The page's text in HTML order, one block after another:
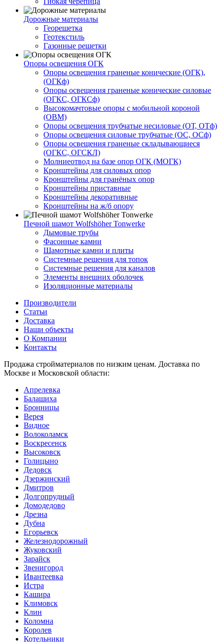
Дорожные материалы
Георешетка
Геотекстиль
Газонные решетки
Опоры освещения ОГК
Опоры освещения граненые конические (ОГК),
(ОГКф)
Опоры освещения граненые конические силовые
(ОГКС, ОГКСф)
Высокомачтовые опоры с мобильной короной
(ОВМ)
Опоры освещения трубчатые несиловые (ОТ, ОТф)
Опоры освещения силовые трубчатые (ОС, ОСф)
Опоры освещения граненые складывающиеся
(ОГКС, ОГСКЛ)
Молниеотвод на базе опор ОГК (МОГК)
Кронштейны для силовых опор
Кронштейны для гранёных опор
Кронштейны приставные
Кронштейны декоративные
Кронштейны на ж/б опору
Печной шамот Wolfshöher Tonwerke
Дымовые трубы
Фасонные камни
Шамотные камни и плиты
Системные решения для топок
Системные решения для каналов
Элементы внешних оболочек
Изоляционные материалы
Производители
Статьи
Доставка
Наши объекты
О Компании
Контакты
Продажа стройматериалов по низким ценам. Доставка по
Москве и Московской области:
Апрелевка
Балашиха
Бронницы
Верея
Видное
Волоколамск
Воскресенск
Высоковск
Голицыно
Дедовск
Дзержинский
Дмитров
Долгопрудный
Домодедово
Дрезна
Дубна
Егорьевск
Железнодорожный
Жуковский
Зарайск
Звенигород
Ивантеевка
Истра
Кашира
Климовск
Клин
Коломна
Королев
Котельники